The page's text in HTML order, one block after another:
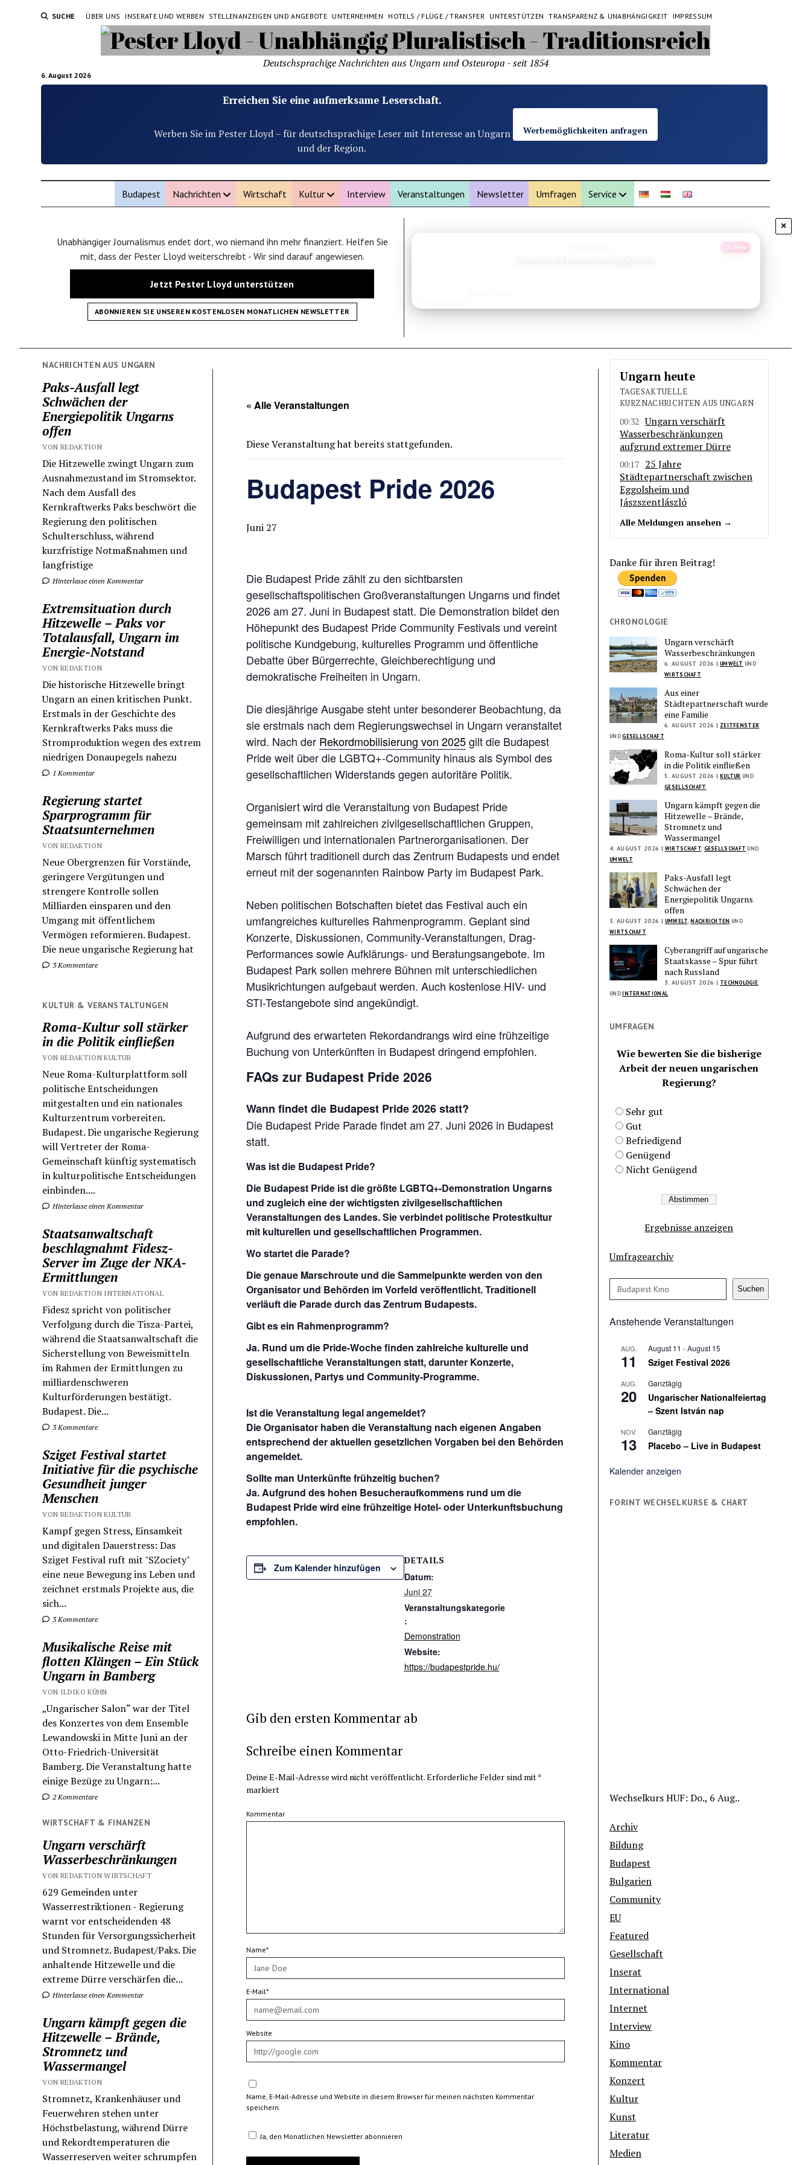
SUCHE ÜBER UNS INSERATE UND WERBEN STELLENANZEIGEN UND ANGEBOTE UNTERNEHMEN HOTELS / FLÜGE / TRANSFER UNTERSTÜTZEN TRANSPARENZ & UNABHÄNGIGKEIT IMPRESSUM
6. August 2026
Deutschsprachige Nachrichten aus Ungarn und Osteuropa - seit 1854
Erreichen Sie eine aufmerksame Leserschaft.
Werben Sie im Pester Lloyd – für deutschsprachige Leser mit Interesse an Ungarn
und der Region.
Werbemöglichkeiten anfragen
Budapest Nachrichten Wirtschaft Kultur Interview Veranstaltungen Newsletter Umfragen Service
×
Unabhängiger Journalismus endet dort, wo niemand ihn mehr finanziert. Helfen Sie
mit, dass der Pester Lloyd weiterschreibt - Wir sind darauf angewiesen.
Jetzt Pester Lloyd unterstützen
ABONNIEREN SIE UNSEREN KOSTENLOSEN MONATLICHEN NEWSLETTER
Neu
NACHRICHTEN AUS UNGARN
Paks-Ausfall legt
Schwächen der
Energiepolitik Ungarns
offen
VON REDAKTION
Die Hitzewelle zwingt Ungarn zum
Ausnahmezustand im Stromsektor.
Nach dem Ausfall des
Kernkraftwerks Paks beschwört die
Regierung den politischen
Schulterschluss, während
kurzfristige Notmaßnahmen und
langfristige
Hinterlasse einen Kommentar
Extremsituation durch
Hitzewelle – Paks vor
Totalausfall, Ungarn im
Energie-Notstand
VON REDAKTION
Die historische Hitzewelle bringt
Ungarn an einen kritischen Punkt.
Erstmals in der Geschichte des
Kernkraftwerks Paks muss die
Stromproduktion wegen des extrem
niedrigen Donaupegels nahezu
1 Kommentar
Regierung startet
Sparprogramm für
Staatsunternehmen
VON REDAKTION
Neue Obergrenzen für Vorstände,
geringere Vergütungen und
strengere Kontrolle sollen
Milliarden einsparen und den
Umgang mit öffentlichem
Vermögen reformieren. Budapest.
Die neue ungarische Regierung hat
3 Kommentare
KULTUR & VERANSTALTUNGEN
Roma-Kultur soll stärker
in die Politik einfließen
VON REDAKTION KULTUR
Neue Roma-Kulturplattform soll
politische Entscheidungen
mitgestalten und ein nationales
Kulturzentrum vorbereiten.
Budapest. Die ungarische Regierung
will Vertreter der Roma-
Gemeinschaft künftig systematisch
in kulturpolitische Entscheidungen
einbinden....
Hinterlasse einen Kommentar
Staatsanwaltschaft
beschlagnahmt Fidesz-
Server im Zuge der NKA-
Ermittlungen
VON REDAKTION INTERNATIONAL
Fidesz spricht von politischer
Verfolgung durch die Tisza-Partei,
während die Staatsanwaltschaft die
Sicherstellung von Beweismitteln
im Rahmen der Ermittlungen zu
milliardenschweren
Kulturförderungen bestätigt.
Budapest. Die...
3 Kommentare
Sziget Festival startet
Initiative für die psychische
Gesundheit junger
Menschen
VON REDAKTION KULTUR
Kampf gegen Stress, Einsamkeit
und digitalen Dauerstress: Das
Sziget Festival ruft mit "SZociety"
eine neue Bewegung ins Leben und
zeichnet erstmals Projekte aus, die
sich...
3 Kommentare
Musikalische Reise mit
flotten Klängen – Ein Stück
Ungarn in Bamberg
VON ILDIKO KÜHN
„Ungarischer Salon“ war der Titel
des Konzertes von dem Ensemble
Lewandowski in Mitte Juni an der
Otto-Friedrich-Universität
Bamberg. Die Veranstaltung hatte
einige Bezüge zu Ungarn:...
2 Kommentare
WIRTSCHAFT & FINANZEN
Ungarn verschärft
Wasserbeschränkungen
VON REDAKTION WIRTSCHAFT
629 Gemeinden unter
Wasserrestriktionen - Regierung
warnt vor entscheidenden 48
Stunden für Versorgungssicherheit
und Stromnetz. Budapest/Paks. Die
anhaltende Hitzewelle und die
extreme Dürre verschärfen die...
Hinterlasse einen Kommentar
Ungarn kämpft gegen die
Hitzewelle – Brände,
Stromnetz und
Wassermangel
VON REDAKTION
Stromnetz, Krankenhäuser und
Feuerwehren stehen unter
Höchstbelastung, während Dürre
und Rekordtemperaturen die
Wasserreserven weiter schrumpfen
« Alle Veranstaltungen
Diese Veranstaltung hat bereits stattgefunden.
Budapest Pride 2026
Juni 27
Die Budapest Pride zählt zu den sichtbarsten
gesellschaftspolitischen Großveranstaltungen Ungarns und findet
2026 am 27. Juni in Budapest statt. Die Demonstration bildet den
Höhepunkt des Budapest Pride Community Festivals und vereint
politische Kundgebung, kulturelles Programm und öffentliche
Debatte über Bürgerrechte, Gleichberechtigung und
demokratische Freiheiten in Ungarn.
Die diesjährige Ausgabe steht unter besonderer Beobachtung, da
sie erstmals nach dem Regierungswechsel in Ungarn veranstaltet
wird. Nach der Rekordmobilisierung von 2025gilt die Budapest
Pride weit über die LGBTQ+-Community hinaus als Symbol des
gesellschaftlichen Widerstands gegen autoritäre Politik.
Organisiert wird die Veranstaltung von Budapest Pride
gemeinsam mit zahlreichen zivilgesellschaftlichen Gruppen,
Freiwilligen und internationalen Partnerorganisationen. Der
Marsch führt traditionell durch das Zentrum Budapests und endet
erneut mit der sogenannten Rainbow Party im Budapest Park.
Neben politischen Botschaften bietet das Festival auch ein
umfangreiches kulturelles Rahmenprogramm. Geplant sind
Konzerte, Diskussionen, Community-Veranstaltungen, Drag-
Performances sowie Aufklärungs- und Beratungsangebote. Im
Budapest Park sollen mehrere Bühnen mit unterschiedlichen
Musikrichtungen aufgebaut werden. Auch kostenlose HIV- und
STI-Testangebote sind angekündigt.
Aufgrund des erwarteten Rekordandrangs wird eine frühzeitige
Buchung von Unterkünften in Budapest dringend empfohlen.
FAQs zur Budapest Pride 2026
Wann findet die Budapest Pride 2026 statt?
Die Budapest Pride Parade findet am 27. Juni 2026 in Budapest
statt.
Was ist die Budapest Pride?
Die Budapest Pride ist die größte LGBTQ+-Demonstration Ungarns
und zugleich eine der wichtigsten zivilgesellschaftlichen
Veranstaltungen des Landes. Sie verbindet politische Protestkultur
mit kulturellen und gesellschaftlichen Programmen.
Wo startet die Parade?
Die genaue Marschroute und die Sammelpunkte werden von den
Organisator und Behörden im Vorfeld veröffentlicht. Traditionell
verläuft die Parade durch das Zentrum Budapests.
Gibt es ein Rahmenprogramm?
Ja. Rund um die Pride-Woche finden zahlreiche kulturelle und
gesellschaftliche Veranstaltungen statt, darunter Konzerte,
Diskussionen, Partys und Community-Programme.
Ist die Veranstaltung legal angemeldet?
Die Organisator haben die Veranstaltung nach eigenen Angaben
entsprechend der aktuellen gesetzlichen Vorgaben bei den Behörden
angemeldet.
Sollte man Unterkünfte frühzeitig buchen?
Ja. Aufgrund des hohen Besucheraufkommens rund um die
Budapest Pride wird eine frühzeitige Hotel- oder Unterkunftsbuchung
empfohlen.
Zum Kalender hinzufügen
DETAILS
Datum:
Juni 27
Veranstaltungskategorie
:
Demonstration
Website:
https://budapestpride.hu/
Gib den ersten Kommentar ab
Schreibe einen Kommentar
Deine E-Mail-Adresse wird nicht veröffentlicht.Erforderliche Felder sind mit*
markiert
Kommentar
Name*
E-Mail*
Website
Name, E-Mail-Adresse und Website in diesem Browser für meinen nächsten Kommentar
speichern.
Ja, den Monatlichen Newsletter abonnieren
Ungarn heute
TAGESAKTUELLE
KURZNACHRICHTEN AUS UNGARN
00:32
Ungarn verschärft
Wasserbeschränkungen
aufgrund extremer Dürre
00:17
25 Jahre
Städtepartnerschaft zwischen
Eggolsheim und
Jászszentlászló
Alle Meldungen ansehen →
Danke für ihren Beitrag!
CHRONOLOGIE
Ungarn verschärft
Wasserbeschränkungen
6. AUGUST 2026 | UMWELT UND
WIRTSCHAFT
Aus einer
Städtepartnerschaft wurde
eine Familie
6. AUGUST 2026 | ZEITFENSTER
UNDGESELLSCHAFT
Roma-Kultur soll stärker
in die Politik einfließen
5. AUGUST 2026 | KULTUR UND
GESELLSCHAFT
Ungarn kämpft gegen die
Hitzewelle – Brände,
Stromnetz und
Wassermangel
4. AUGUST 2026 | WIRTSCHAFT, GESELLSCHAFT UND
UMWELT
Paks-Ausfall legt
Schwächen der
Energiepolitik Ungarns
offen
3. AUGUST 2026 | UMWELT ,NACHRICHTEN UND
WIRTSCHAFT
Cyberangriff auf ungarische
Staatskasse – Spur führt
nach Russland
3. AUGUST 2026 | TECHNOLOGIE
UNDINTERNATIONAL
UMFRAGEN
Wie bewerten Sie die bisherige
Arbeit der neuen ungarischen
Regierung?
Sehr gut
Gut
Befriedigend
Genügend
Nicht Genügend
Ergebnisse anzeigen
Umfragearchiv
Suchen Suchen
Anstehende Veranstaltungen
AUG.
11
August 11 -August 15
Sziget Festival 2026
AUG.
20
Ganztägig
Ungarischer Nationalfeiertag
– Szent István nap
NOV.
13
Ganztägig
Placebo – Live in Budapest
Kalender anzeigen
FORINT WECHSELKURSE & CHART
WechselkursHUF: Do., 6 Aug..
Archiv
Bildung
Budapest
Bulgarien
Community
EU
Featured
Gesellschaft
Inserat
International
Internet
Interview
Kino
Kommentar
Konzert
Kultur
Kunst
Literatur
Medien